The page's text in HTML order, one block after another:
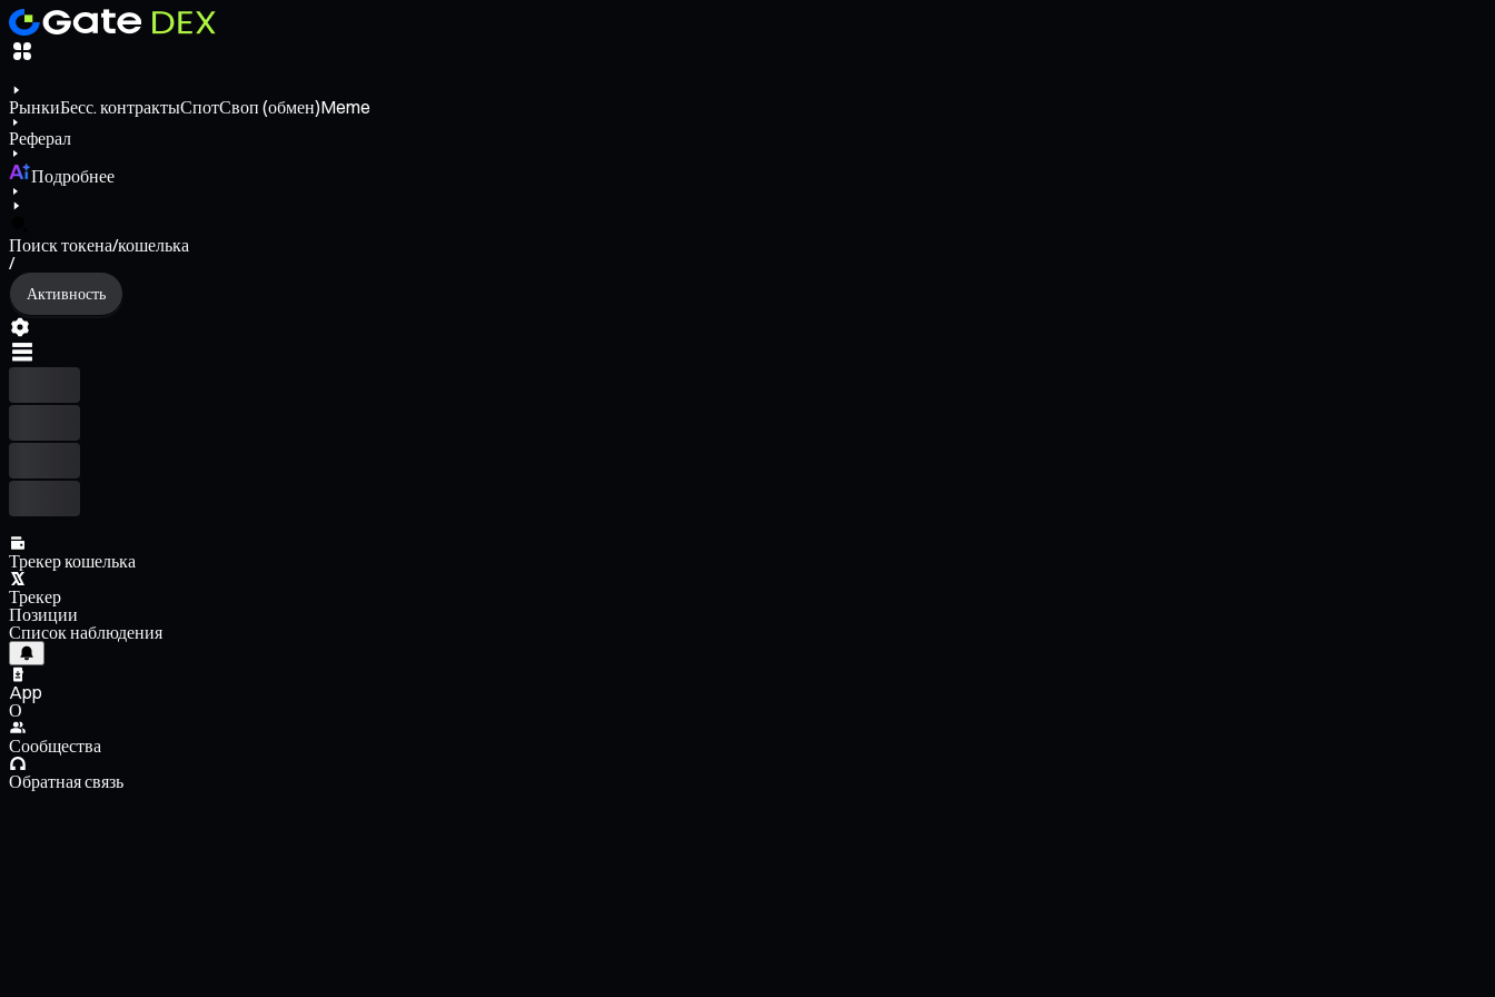
РынкиБесс. контрактыСпотСвоп (обмен)Meme
Реферал
Подробнее
Поиск токена/кошелька
/
Активность
Трекер кошелька
Трекер
Позиции
Список наблюдения
App
О
Сообщества
Обратная связь